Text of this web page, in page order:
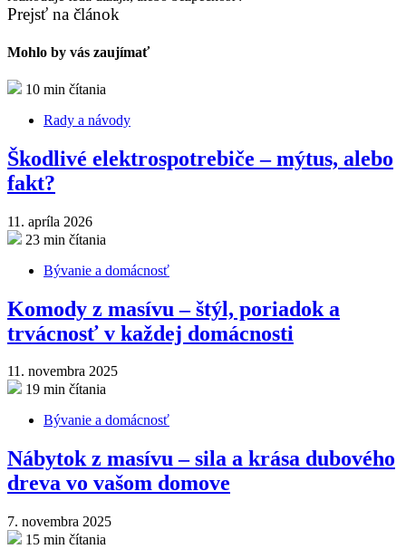
Prejsť na článok
Mohlo by vás zaujímať
10 min čítania
Rady a návody
Škodlivé elektrospotrebiče – mýtus, alebo
fakt?
11. apríla 2026
23 min čítania
Bývanie a domácnosť
Komody z masívu – štýl, poriadok a
trvácnosť v každej domácnosti
11. novembra 2025
19 min čítania
Bývanie a domácnosť
Nábytok z masívu – sila a krása dubového
dreva vo vašom domove
7. novembra 2025
15 min čítania